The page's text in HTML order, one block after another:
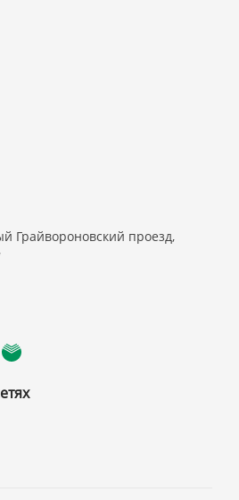
Грайвороновский проезд,